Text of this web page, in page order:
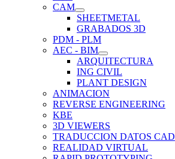
CAM
SHEETMETAL
GRABADOS 3D
PDM - PLM
AEC - BIM
ARQUITECTURA
ING CIVIL
PLANT DESIGN
ANIMACION
REVERSE ENGINEERING
KBE
3D VIEWERS
TRADUCCION DATOS CAD
REALIDAD VIRTUAL